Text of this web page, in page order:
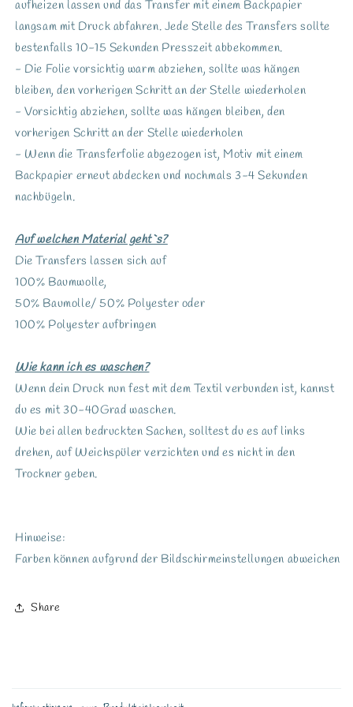
aufheizen lassen und das Transfer mit einem Backpapier
langsam mit Druck abfahren. Jede Stelle des Transfers sollte
bestenfalls 10-15 Sekunden Presszeit abbekommen.
- Die Folie vorsichtig warm abziehen, sollte was hängen
bleiben, den vorherigen Schritt an der Stelle wiederholen
- Vorsichtig abziehen, sollte was hängen bleiben, den
vorherigen Schritt an der Stelle wiederholen
- Wenn die Transferfolie abgezogen ist, Motiv mit einem
Backpapier erneut abdecken und nochmals 3-4 Sekunden
nachbügeln.
Auf welchen Material geht`s?
Die Transfers lassen sich auf
100% Baumwolle,
50% Baumolle/ 50% Polyester oder
100% Polyester aufbringen
Wie kann ich es waschen?
Wenn dein Druck nun fest mit dem Textil verbunden ist, kannst
du es mit 30-40Grad waschen.
Wie bei allen bedruckten Sachen, solltest du es auf links
drehen, auf Weichspüler verzichten und es nicht in den
Trockner geben.
Hinweise:
Farben können aufgrund der Bildschirmeinstellungen abweichen
Share
i